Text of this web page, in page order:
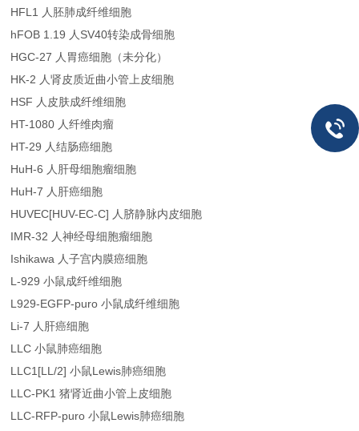
HFL1 人胚肺成纤维细胞
hFOB 1.19 人SV40转染成骨细胞
HGC-27 人胃癌细胞（未分化）
HK-2 人肾皮质近曲小管上皮细胞
HSF 人皮肤成纤维细胞
HT-1080 人纤维肉瘤
HT-29 人结肠癌细胞
HuH-6 人肝母细胞瘤细胞
HuH-7 人肝癌细胞
HUVEC[HUV-EC-C] 人脐静脉内皮细胞
IMR-32 人神经母细胞瘤细胞
Ishikawa 人子宫内膜癌细胞
L-929 小鼠成纤维细胞
L929-EGFP-puro 小鼠成纤维细胞
Li-7 人肝癌细胞
LLC 小鼠肺癌细胞
LLC1[LL/2] 小鼠Lewis肺癌细胞
LLC-PK1 猪肾近曲小管上皮细胞
LLC-RFP-puro 小鼠Lewis肺癌细胞